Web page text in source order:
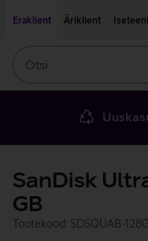
Eraklient
Äriklient
SanDisk
GB
Tootekood: SDSQUAB-